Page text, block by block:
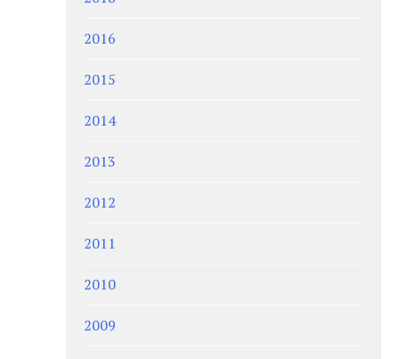
2016
2015
2014
2013
2012
2011
2010
2009